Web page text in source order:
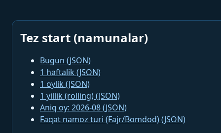
Tez start (namunalar)
Bugun (JSON)
1 haftalik (JSON)
1 oylik (JSON)
1 yillik (rolling) (JSON)
Aniq oy: 2026-08 (JSON)
Faqat namoz turi (Fajr/Bomdod) (JSON)